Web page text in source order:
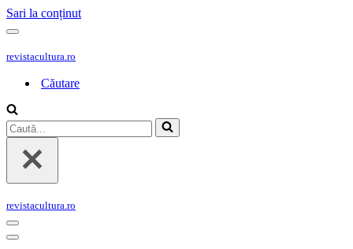
Sari la conținut
Meniu
navigare
revistacultura.ro
Căutare
Caută...
revistacultura.ro
Meniu
de
Meniu